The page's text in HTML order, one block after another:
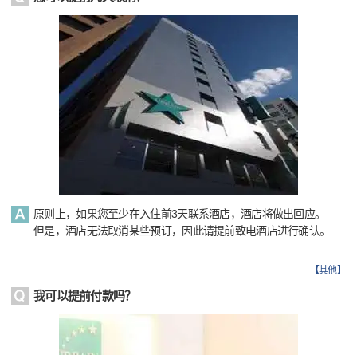
原则上，如果您至少在入住前3天联系酒店，酒店将做出回应。
但是，酒店无法取消某些预订，因此请提前致电酒店进行确认。
【其他】
我可以提前付款吗？